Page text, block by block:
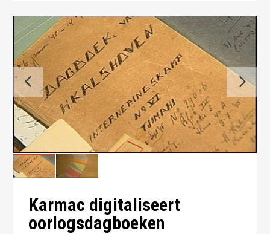
Karmac digitaliseert
oorlogsdagboeken